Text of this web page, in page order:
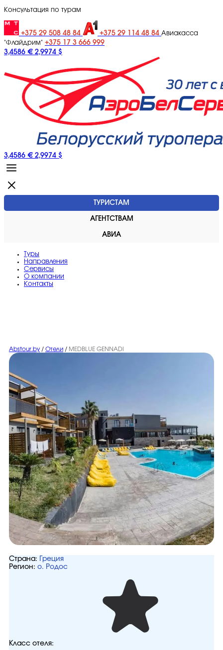
Консультация по турам
+375 29 508 48 84 +375 29 114 48 84 Авиакасса
"Флайдрим" +375 17 3 666 999
3,4586 € 2,9974 $
3,4586 € 2,9974 $
ТУРИСТАМ
АГЕНТСТВАМ
АВИА
Туры
Направления
Сервисы
O компании
Контакты
Abstour.by / Отели / MEDBLUE GENNADI
Страна:
Греция
Регион: о. Родос
Класс отеля: